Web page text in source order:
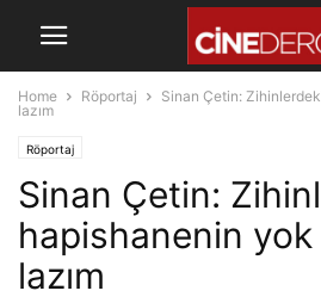
Home Röportaj
Sinan Çetin:
lazım
Röportaj
Sinan Çetin:
hapishanenin yok
lazım